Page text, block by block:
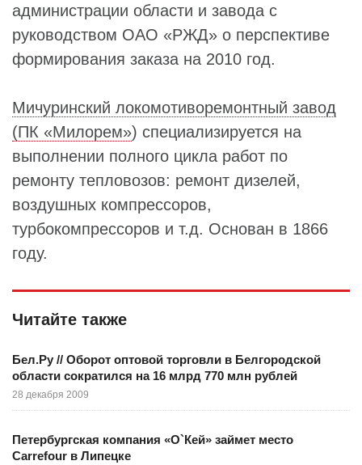
администрации области и завода с
руководством ОАО «РЖД» о перспективе
формирования заказа на 2010 год.
Мичуринский локомотиворемонтный завод
(ПК «Милорем») специализируется на
выполнении полного цикла работ по
ремонту тепловозов: ремонт дизелей,
воздушных компрессоров,
турбокомпрессоров и т.д. Основан в 1866
году.
Читайте также
Бел.Ру // Оборот оптовой торговли в Белгородской
области сократился на 16 млрд 770 млн рублей
28 декабря 2009
Петербургская компания «О`Кей» займет место
Carrefour в Липецке